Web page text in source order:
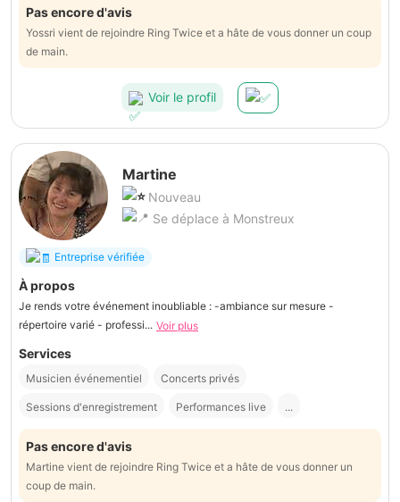
Pas encore d'avis
Yossri vient de rejoindre Ring Twice et a hâte de vous donner un coup
de main.
Voir le profil
Martine
Nouveau
Se déplace à Monstreux
Entreprise vérifiée
À propos
Je rends votre événement inoubliable : -ambiance sur mesure -
répertoire varié - professi... Voir plus
Services
Musicien événementiel Concerts privés
Sessions d'enregistrement Performances live ...
Pas encore d'avis
Martine vient de rejoindre Ring Twice et a hâte de vous donner un
coup de main.